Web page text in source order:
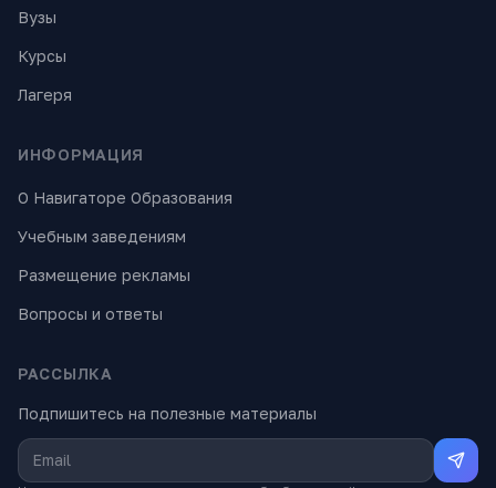
Вузы
Курсы
Лагеря
ИНФОРМАЦИЯ
О Навигаторе Образования
Учебным заведениям
Размещение рекламы
Вопросы и ответы
РАССЫЛКА
Подпишитесь на полезные материалы